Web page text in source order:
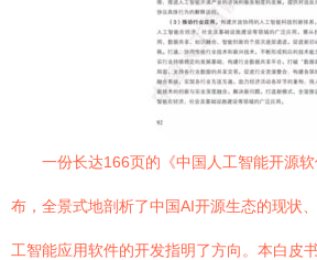
一份长达166页的《中国人工智能开源
布，全景式地剖析了中国AI开源生态的现状
工智能应用软件的开发指明了方向。本白皮